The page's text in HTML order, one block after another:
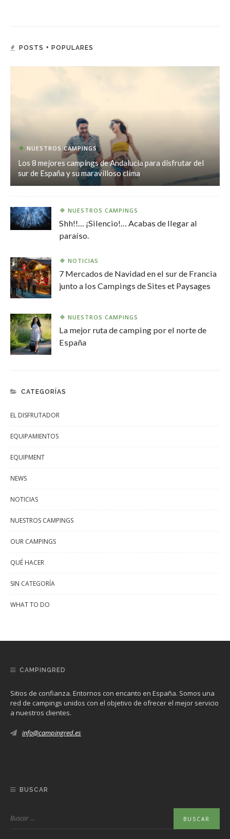
POSTS + POPULARES
NUESTROS CAMPINGS
Los 8 mejores campings de Andalucía para disfrutar del
sur de España y su maravilloso clima
NUESTROS CAMPINGS
Shh!!… ¡Silencio!… Acabas de llegar al
paraíso.
NOTICIAS
7 Mercados de Navidad en el sur de Francia
junto a los Campings de Sites et Paysages
NUESTROS CAMPINGS
La mejor ruta de camping por el norte de
España
CATEGORÍAS
EL DISFRUTADOR
EQUIPAMIENTOS
EQUIPMENT
NEWS
NOTICIAS
NUESTROS CAMPINGS
OUR CAMPINGS
QUÉ HACER
SIN CATEGORÍA
WHAT TO DO
CAMPINGRED
Sitios de confianza. Entornos con encanto en España. Somos una
red de campings unidos con el objetivo de ofrecer el mejor servicio
a nuestros clientes.
info@campingred.es
BUSCAR